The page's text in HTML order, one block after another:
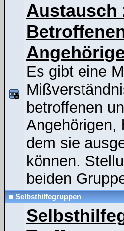
Austausch
Es gibt eine
betroffenen
Angehörigen,
dem sie
können.
beiden
Selbsthilfegruppen